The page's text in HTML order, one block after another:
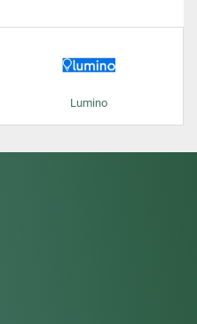
Lumino